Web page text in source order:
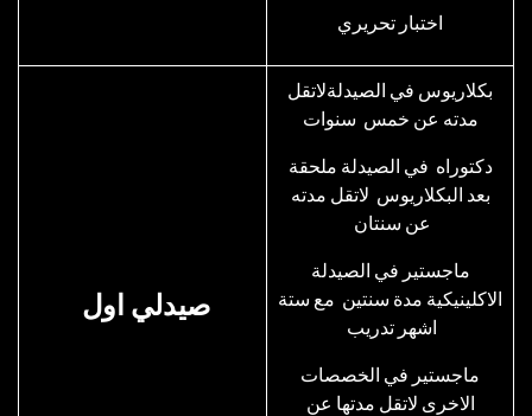
اختبار تحريري
بكلاريوس في الصيدلةلاتقل
مدته عن خمس سنوات
دكتوراه في الصيدلة ملحقة
بعد البكلاريوس لاتقل مدته
عن سنتان
ماجستير في الصيدلة
الاكلينيكية مدة سنتين مع ستة
اشهر تدريب
ماجستير في الخصصات
الاخرى لاتقل مدتها عن
صيدلي اول